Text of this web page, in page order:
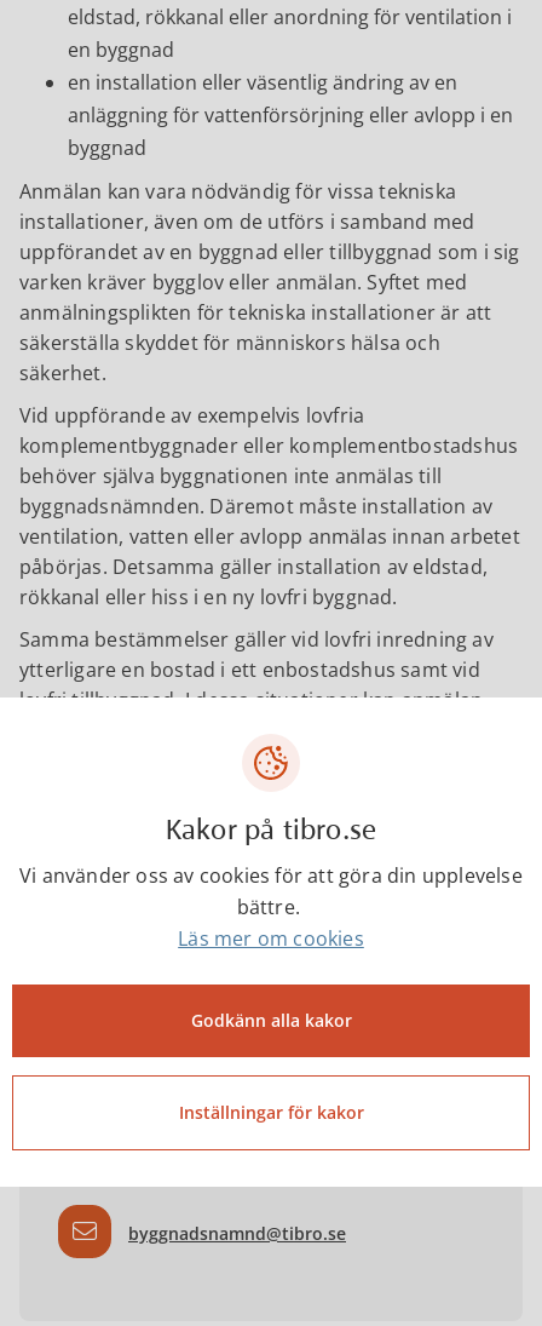
eldstad, rökkanal eller anordning för ventilation i
en byggnad
en installation eller väsentlig ändring av en
anläggning för vattenförsörjning eller avlopp i en
byggnad
Anmälan kan vara nödvändig för vissa tekniska
installationer, även om de utförs i samband med
uppförandet av en byggnad eller tillbyggnad som i sig
varken kräver bygglov eller anmälan. Syftet med
anmälningsplikten för tekniska installationer är att
säkerställa skyddet för människors hälsa och
säkerhet.
Vid uppförande av exempelvis lovfria
komplementbyggnader eller komplementbostadshus
behöver själva byggnationen inte anmälas till
byggnadsnämnden. Däremot måste installation av
ventilation, vatten eller avlopp anmälas innan arbetet
påbörjas. Detsamma gäller installation av eldstad,
rökkanal eller hiss i en ny lovfri byggnad.
Samma bestämmelser gäller vid lovfri inredning av
ytterligare en bostad i ett enbostadshus samt vid
lovfri tillbyggnad. I dessa situationer kan anmälan
påverkan på byggnadens bärande konstruktion eller
Samma regler gäller också vid inredning av en lokal i
en byggnad som är belägen utanför detaljplanerat
område eller sammanhållen bebyggelse.
Byggnads- och
trafiknämnden
byggnadsnamnd@tibro.se
Kakor på tibro.se
Vi använder oss av cookies för att göra din upplevelse
bättre.
Läs mer om cookies
Godkänn alla kakor
Inställningar för kakor